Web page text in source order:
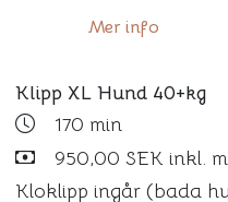
Mer info
Klipp XL Hund 40+kg
170 min
950,00 SEK inkl.
Kloklipp ingår (bada